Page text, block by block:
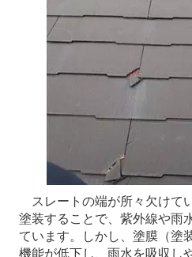
スレートの端が所々欠けて
塗装することで、紫外線や雨
ています。しかし、塗膜（塗
機能が低下し、雨水を吸収し